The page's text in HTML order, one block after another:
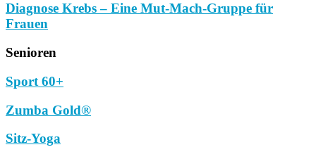
Diagnose Krebs – Eine Mut-Mach-Gruppe für
Frauen
Senioren
Sport 60+
Zumba Gold®
Sitz-Yoga